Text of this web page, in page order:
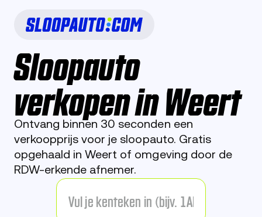
Sloopauto
verkopen in Weert
Ontvang binnen 30 seconden een
verkoopprijs voor je sloopauto. Gratis
opgehaald in Weert of omgeving door de
RDW-erkende afnemer.